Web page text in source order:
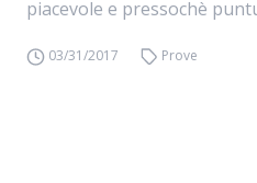
piacevole e pressochè
03/31/2017 Prove